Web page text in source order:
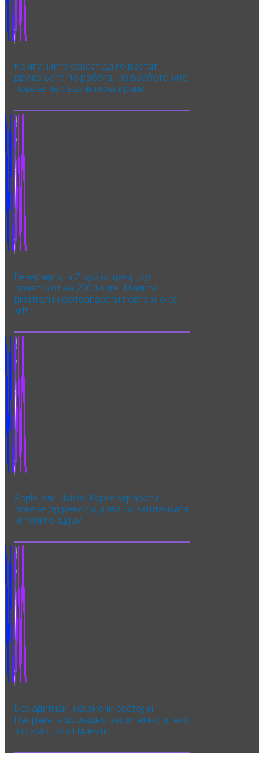
Компаниите сакаат да го вратат
дружењето по работа, но вработените
повеќе не се заинтересирани
Генерацијата Z враќа тренд од
почетокот на 2000-тите: Малите
дигитални фотоапарати повторно се
хит
Apple или Nvidia: Кој ќе заработи
повеќе од револуцијата со вештачката
интелигенција?
Без адитиви и скриени состојки:
Направете домашно растително млеко
за само десет минути